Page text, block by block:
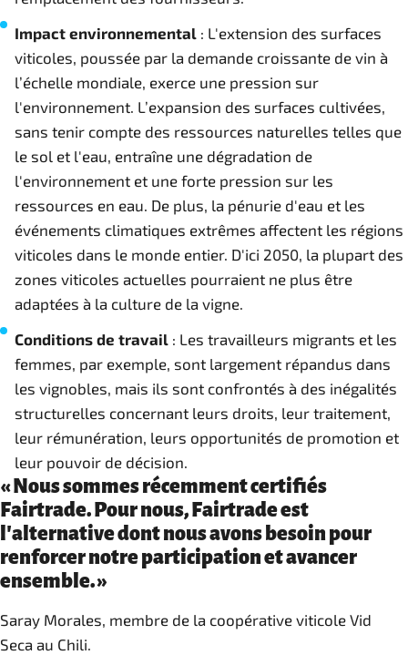
Impact environnemental : L'extension des surfaces
viticoles, poussée par la demande croissante de vin à
l’échelle mondiale, exerce une pression sur
l'environnement. L’expansion des surfaces cultivées,
sans tenir compte des ressources naturelles telles que
le sol et l'eau, entraîne une dégradation de
l'environnement et une forte pression sur les
ressources en eau. De plus, la pénurie d'eau et les
événements climatiques extrêmes affectent les régions
viticoles dans le monde entier. D'ici 2050, la plupart des
zones viticoles actuelles pourraient ne plus être
adaptées à la culture de la vigne.
Conditions de travail : Les travailleurs migrants et les
femmes, par exemple, sont largement répandus dans
les vignobles, mais ils sont confrontés à des inégalités
structurelles concernant leurs droits, leur traitement,
leur rémunération, leurs opportunités de promotion et
leur pouvoir de décision.
« Nous sommes récemment certifiés
Fairtrade. Pour nous, Fairtrade est
l'alternative dont nous avons besoin pour
renforcer notre participation et avancer
ensemble. »
Saray Morales, membre de la coopérative viticole Vid
Seca au Chili.